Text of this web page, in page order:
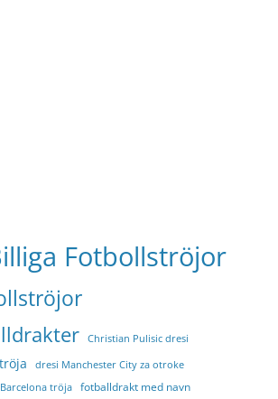
Fotbollströjor
Christian Pulisic dresi
dresi Manchester City za otroke
Barcelona tröja fotballdrakt med navn